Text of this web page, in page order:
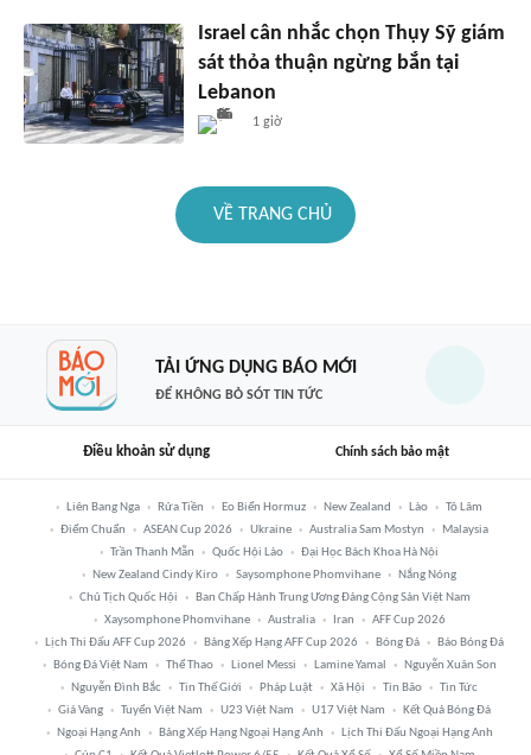
Israel cân nhắc chọn Thụy Sỹ giám
sát thỏa thuận ngừng bắn tại
Lebanon
1 giờ
VỀ TRANG CHỦ
TẢI ỨNG DỤNG BÁO MỚI
ĐỂ KHÔNG BỎ SÓT TIN TỨC
Điều khoản sử dụng Chính sách bảo mật
Liên Bang Nga Rửa Tiền Eo Biển Hormuz New Zealand Lào
Tô Lâm
Điểm Chuẩn
ASEAN Cup 2026 Ukraine Australia Sam Mostyn
Malaysia
Trần Thanh Mẫn
Quốc Hội Lào
Đại Học Bách Khoa Hà Nội
New Zealand Cindy Kiro
Saysomphone Phomvihane
Nắng Nóng
Chủ Tịch Quốc Hội
Ban Chấp Hành Trung Ương Đảng Cộng Sản Việt Nam
Xaysomphone Phomvihane
Australia Iran
AFF Cup 2026
Lịch Thi Đấu AFF Cup 2026
Bảng Xếp Hạng AFF Cup 2026 Bóng Đá
Báo Bóng Đá
Bóng Đá Việt Nam
Thể Thao Lionel Messi Lamine Yamal
Nguyễn Xuân Son
Nguyễn Đình Bắc
Tin Thế Giới Pháp Luật Xã Hội Tin Bão
Tin Tức
Giá Vàng
Tuyển Việt Nam U23 Việt Nam U17 Việt Nam
Kết Quả Bóng Đá
Ngoại Hạng Anh
Bảng Xếp Hạng Ngoại Hạng Anh
Lịch Thi Đấu Ngoại Hạng Anh